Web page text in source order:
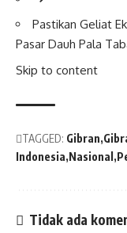
Pastikan Geliat
Pasar Dauh Pala
Skip to content
TAGGED: Gibran
Indonesia Nasional
Tidak ada